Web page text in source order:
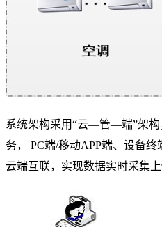
系统架构采用“云—管—端”架构
务， PC端/移动APP端、设备
云端互联，实现数据实时采集